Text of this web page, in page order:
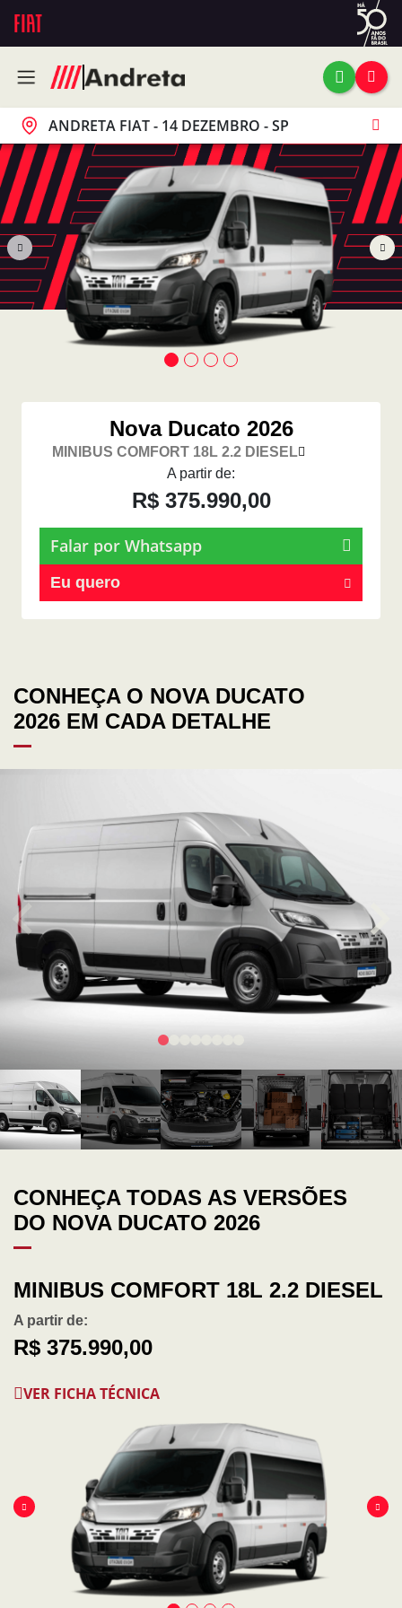
ANDRETA FIAT - 14 DEZEMBRO - SP
Nova Ducato 2026
MINIBUS COMFORT 18L 2.2 DIESEL
A partir de:
R$ 375.990,00
Falar por Whatsapp
Eu quero
CONHEÇA O NOVA DUCATO
2026 EM CADA DETALHE
CONHEÇA TODAS AS VERSÕES
DO NOVA DUCATO 2026
MINIBUS COMFORT 18L 2.2 DIESEL
A partir de:
R$ 375.990,00
VER FICHA TÉCNICA